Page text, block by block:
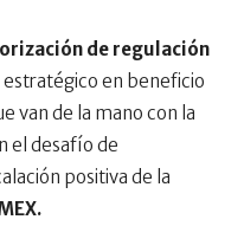
de regulación
en beneficio
van de la mano con la
el desafío de
positiva de la